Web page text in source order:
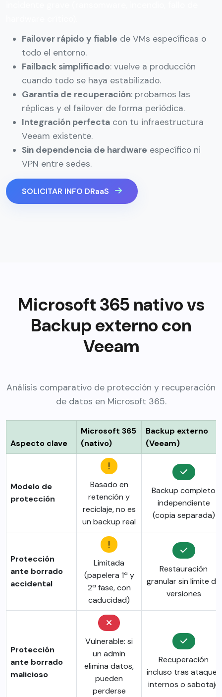
Failover rápido y fiable de VMs específicas o
todo el entorno.
Failback simplificado: vuelve a producción
cuando todo se haya estabilizado.
Garantía de recuperación: probamos las
réplicas y el failover de forma periódica.
Integración perfecta con tu infraestructura
Veeam existente.
Sin dependencia de hardware específico ni
VPN entre sedes.
SOLICITAR INFO DRaaS
Microsoft 365 nativo vs
Backup externo con
Veeam
Análisis comparativo de protección y recuperación
de datos en Microsoft 365.
Aspecto clave
Microsoft 365
(nativo)
Backup externo
(Veeam)
Modelo de
protección
Basado en
retención y
reciclaje, no es
un backup real
Backup completo
independiente
(copia separada)
Protección
ante borrado
accidental
Limitada
(papelera 1ª y
2ª fase, con
caducidad)
Restauración
granular sin límite de
versiones
Protección
ante borrado
malicioso
Vulnerable: si
un admin
elimina datos,
pueden
perderse
Recuperación
incluso tras ataques
internos o sabotaje